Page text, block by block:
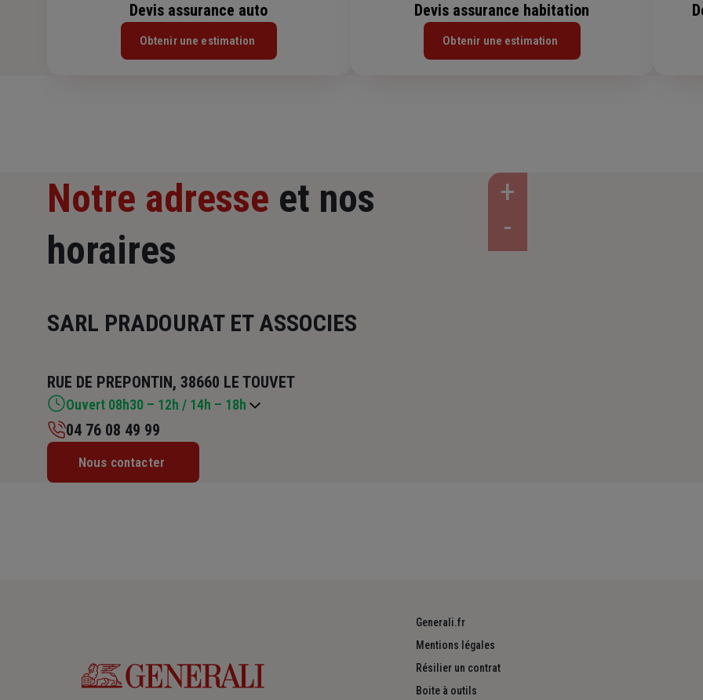
Devis assurance auto
Obtenir une estimation
Devis assurance habitation
Obtenir une estimation
Notre adresse et nos
horaires
SARL PRADOURAT ET ASSOCIES
RUE DE PREPONTIN, 38660 LE TOUVET
Ouvert 08h30 – 12h / 14h – 18h
Mardi : 08h30 – 12h / 14h – 18h
04 76 08 49 99
Nous contacter
Generali.fr
Mentions légales
Résilier un contrat
Boite à outils